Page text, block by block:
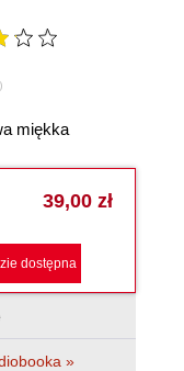
miękka
39,00 zł
dostępna
»